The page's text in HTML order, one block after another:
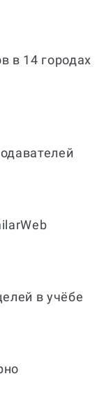
в 14 городах
в учёбе